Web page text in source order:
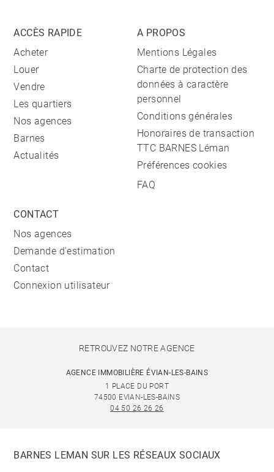
ACCÈS RAPIDE
Acheter
Louer
Vendre
Les quartiers
Nos agences
Barnes
Actualités
A PROPOS
Mentions Légales
Charte de protection des
données à caractère
personnel
Conditions générales
Honoraires de transaction
TTC BARNES Léman
Préférences cookies
FAQ
CONTACT
Nos agences
Demande d'estimation
Contact
Connexion utilisateur
RETROUVEZ NOTRE AGENCE
AGENCE IMMOBILIÈRE ÉVIAN-LES-BAINS
1 PLACE DU PORT
74500 EVIAN-LES-BAINS
04 50 26 26 26
BARNES LEMAN SUR LES RÉSEAUX SOCIAUX